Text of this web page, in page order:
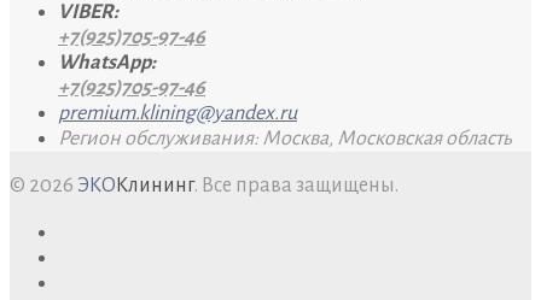
VIBER:
+7(925)705-97-46
WhatsApp:
+7(925)705-97-46
premium.klining@yandex.ru
Регион обслуживания: Москва, Московская область
© 2026 ЭКО Клининг. Все права защищены.